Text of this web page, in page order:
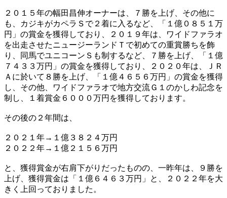
２０１５年の幅田昌伸オーナーは、７勝を上げ、その他に
も、カジキがカペラＳで２着に入るなど、「１億０８５１万
円」の賞金を獲得しており、２０１９年は、ワイドファラオ
を出走させたニュージーランドＴで初めての重賞勝ちを飾
り、同馬でユニコーンＳも制するなど、７勝を上げ、「１億
７４３３万円」の賞金を獲得しており、２０２０年は、ＪＲ
Ａに於いて８勝を上げ、「１億４６５６万円」の賞金を獲得
し、その他、ワイドファラオで地方交流Ｇ１のかしわ記念を
制し、１着賞金６０００万円を獲得しております。
その後の２年間は、
２０２１年→１億３８２４万円
２０２２年→１億２１５６万円
と、獲得賞金が右肩下がりだったものの、一昨年は、９勝を
上げ、獲得賞金は「１億６４６３万円」と、２０２２年を大
きく上回っておりました。